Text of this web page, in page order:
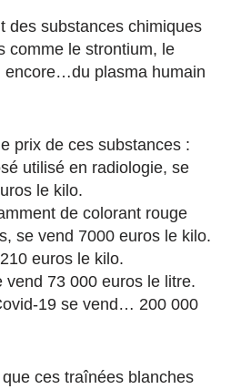
des substances chimiques
comme le strontium, le
encore…du plasma humain
prix de ces substances :
utilisé en radiologie, se
le kilo.
de colorant rouge
se vend 7000 euros le kilo.
euros le kilo.
vend 73 000 euros le litre.
19 se vend… 200 000
ces traînées blanches